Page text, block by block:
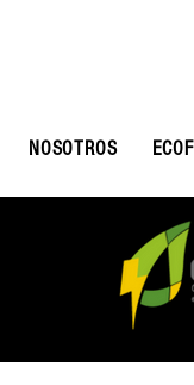
NOSOTROS